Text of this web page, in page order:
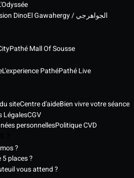
Dino
El Gawahergy / الجواهرجي
Pathé Mall Of Sousse
L'experience PathéPathé Live
siteCentre d'aideBien vivre votre séance
LégalesCGV
personnellesPolitique CVD
?
places ?
vous attend ?